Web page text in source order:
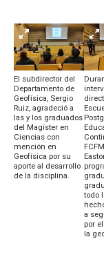
El subdirector del
Departamento de
Geofísica, Sergio
Ruiz, agradeció a
las y los graduados
del Magíster en
Ciencias con
mención en
Geofísica por su
aporte al desarrollo
de la disciplina.
todo
a
por
la